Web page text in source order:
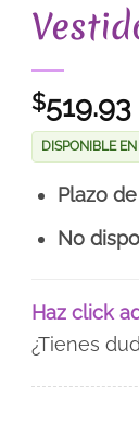
$519.93
DISPONIBLE
Plazo
No
Haz click
¿Tienes